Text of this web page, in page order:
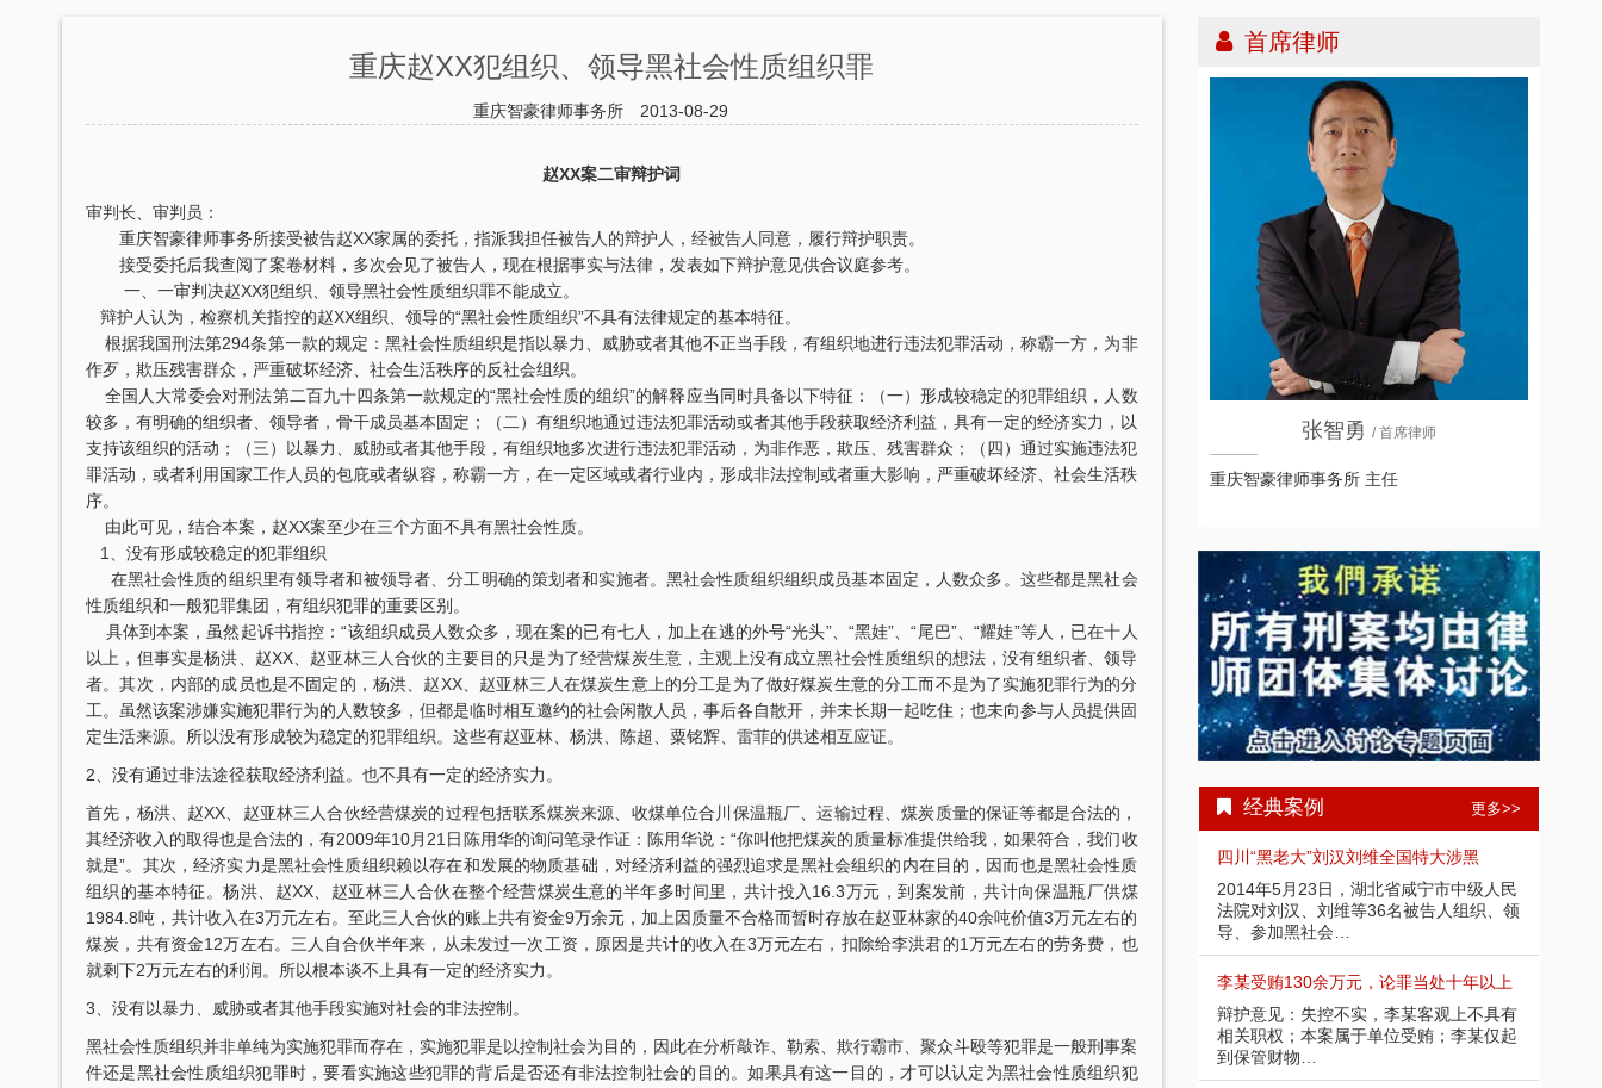
重庆赵XX犯组织、领导黑社会性质组织罪
重庆智豪律师事务所 2013-08-29
赵XX案二审辩护词
审判长、审判员：
重庆智豪律师事务所接受被告赵XX家属的委托，指派我担任被告人的辩护人，经被告人同意，履行辩护职责。
接受委托后我查阅了案卷材料，多次会见了被告人，现在根据事实与法律，发表如下辩护意见供合议庭参考。
一、一审判决赵XX犯组织、领导黑社会性质组织罪不能成立。
辩护人认为，检察机关指控的赵XX组织、领导的“黑社会性质组织”不具有法律规定的基本特征。
根据我国刑法第294条第一款的规定：黑社会性质组织是指以暴力、威胁或者其他不正当手段，有组织地进行违法犯罪活动，称霸一方，为非
作歹，欺压残害群众，严重破坏经济、社会生活秩序的反社会组织。
全国人大常委会对刑法第二百九十四条第一款规定的“黑社会性质的组织”的解释应当同时具备以下特征：（一）形成较稳定的犯罪组织，人数
较多，有明确的组织者、领导者，骨干成员基本固定；（二）有组织地通过违法犯罪活动或者其他手段获取经济利益，具有一定的经济实力，以
支持该组织的活动；（三）以暴力、威胁或者其他手段，有组织地多次进行违法犯罪活动，为非作恶，欺压、残害群众；（四）通过实施违法犯
罪活动，或者利用国家工作人员的包庇或者纵容，称霸一方，在一定区域或者行业内，形成非法控制或者重大影响，严重破坏经济、社会生活秩
序。
由此可见，结合本案，赵XX案至少在三个方面不具有黑社会性质。
1、没有形成较稳定的犯罪组织
在黑社会性质的组织里有领导者和被领导者、分工明确的策划者和实施者。黑社会性质组织组织成员基本固定，人数众多。这些都是黑社会
性质组织和一般犯罪集团，有组织犯罪的重要区别。
具体到本案，虽然起诉书指控：“该组织成员人数众多，现在案的已有七人，加上在逃的外号“光头”、“黑娃”、“尾巴”、“耀娃”等人，已在十人
以上，但事实是杨洪、赵XX、赵亚林三人合伙的主要目的只是为了经营煤炭生意，主观上没有成立黑社会性质组织的想法，没有组织者、领导
者。其次，内部的成员也是不固定的，杨洪、赵XX、赵亚林三人在煤炭生意上的分工是为了做好煤炭生意的分工而不是为了实施犯罪行为的分
工。虽然该案涉嫌实施犯罪行为的人数较多，但都是临时相互邀约的社会闲散人员，事后各自散开，并未长期一起吃住；也未向参与人员提供固
定生活来源。所以没有形成较为稳定的犯罪组织。这些有赵亚林、杨洪、陈超、粟铭辉、雷菲的供述相互应证。
2、没有通过非法途径获取经济利益。也不具有一定的经济实力。
首先，杨洪、赵XX、赵亚林三人合伙经营煤炭的过程包括联系煤炭来源、收煤单位合川保温瓶厂、运输过程、煤炭质量的保证等都是合法的，
其经济收入的取得也是合法的，有2009年10月21日陈用华的询问笔录作证：陈用华说：“你叫他把煤炭的质量标准提供给我，如果符合，我们收
就是”。其次，经济实力是黑社会性质组织赖以存在和发展的物质基础，对经济利益的强烈追求是黑社会组织的内在目的，因而也是黑社会性质
组织的基本特征。杨洪、赵XX、赵亚林三人合伙在整个经营煤炭生意的半年多时间里，共计投入16.3万元，到案发前，共计向保温瓶厂供煤
1984.8吨，共计收入在3万元左右。至此三人合伙的账上共有资金9万余元，加上因质量不合格而暂时存放在赵亚林家的40余吨价值3万元左右的
煤炭，共有资金12万左右。三人自合伙半年来，从未发过一次工资，原因是共计的收入在3万元左右，扣除给李洪君的1万元左右的劳务费，也
就剩下2万元左右的利润。所以根本谈不上具有一定的经济实力。
3、没有以暴力、威胁或者其他手段实施对社会的非法控制。
黑社会性质组织并非单纯为实施犯罪而存在，实施犯罪是以控制社会为目的，因此在分析敲诈、勒索、欺行霸市、聚众斗殴等犯罪是一般刑事案
件还是黑社会性质组织犯罪时，要看实施这些犯罪的背后是否还有非法控制社会的目的。如果具有这一目的，才可以认定为黑社会性质组织犯
首席律师
张智勇 / 首席律师
重庆智豪律师事务所 主任
经典案例 更多>>
全国特大涉黑
省咸宁市中级人民
名被告人组织、领
论罪当处十年以上
李某客观上不具有
位受贿；李某仅起
重庆某县原县长（正厅级）受贿1000余
辩护意见：金额有异议，部分金额不应计
入受贿金额；提出排非申请，讯问过程中
存在非法取…
某省副厅级干部受贿2000余万元 智豪律
辩护意见：被告有自首情节，系在未被采
取强制措施前通知到案，应当认定为自动
投案；有检…
四川“黑老大”刘汉刘维全国特大涉黑
2014年5月23日，湖北省咸宁市中级人民
法院对刘汉、刘维等36名被告人组织、领
导、参加黑社会…
李某受贿130余万元，论罪当处十年以上
相关职权；本案属于单位受贿；李某仅起
到保管财物…
重庆某县原县长（正厅级）受贿1000余
辩护意见：金额有异议，部分金额不应计
入受贿金额；提出排非申请，讯问过程中
存在非法取…
取强制措施前通知到案，应当认定为自动
投案；有检…
四川“黑老大”刘汉刘维全国特大涉黑
2014年5月23日，湖北省咸宁市中级人民
法院对刘汉、刘维等36名被告人组织、领
导、参加黑社会…
李某受贿130余万元，论罪当处十年以上
辩护意见：失控不实，李某客观上不具有
相关职权；本案属于单位受贿；李某仅起
到保管财物…